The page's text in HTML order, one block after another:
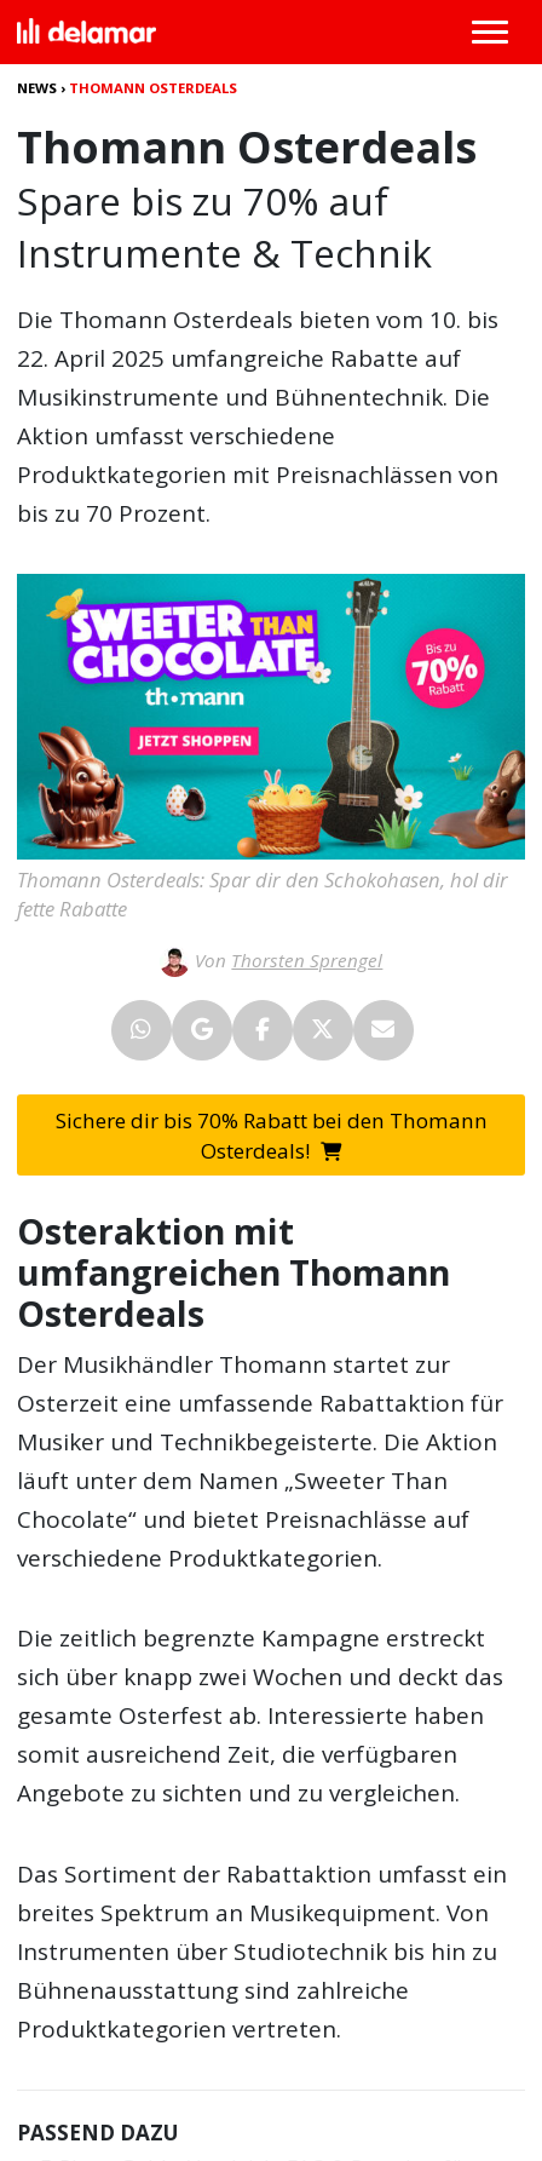
NEWS › THOMANN OSTERDEALS
Thomann Osterdeals
Spare bis zu 70% auf
Instrumente & Technik
Die Thomann Osterdeals bieten vom 10. bis
22. April 2025 umfangreiche Rabatte auf
Musikinstrumente und Bühnentechnik. Die
Aktion umfasst verschiedene
Produktkategorien mit Preisnachlässen von
bis zu 70 Prozent.
Thomann Osterdeals: Spar dir den Schokohasen, hol dir
fette Rabatte
Von Thorsten Sprengel
Sichere dir bis 70% Rabatt bei den Thomann
Osterdeals!
Osteraktion mit
umfangreichen Thomann
Osterdeals
Der Musikhändler Thomann startet zur
Osterzeit eine umfassende Rabattaktion für
Musiker und Technikbegeisterte. Die Aktion
läuft unter dem Namen „Sweeter Than
Chocolate“ und bietet Preisnachlässe auf
verschiedene Produktkategorien.
Die zeitlich begrenzte Kampagne erstreckt
sich über knapp zwei Wochen und deckt das
gesamte Osterfest ab. Interessierte haben
somit ausreichend Zeit, die verfügbaren
Angebote zu sichten und zu vergleichen.
Das Sortiment der Rabattaktion umfasst ein
breites Spektrum an Musikequipment. Von
Instrumenten über Studiotechnik bis hin zu
Bühnenausstattung sind zahlreiche
Produktkategorien vertreten.
PASSEND DAZU